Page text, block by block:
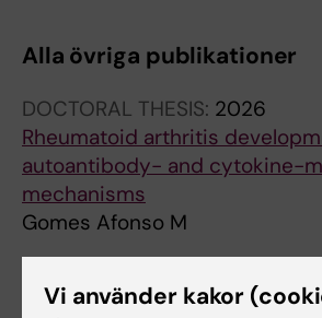
Shelef MA; Malmstrom V;
AI; Gronwall C; Hensvold A; Rethi
Alla övriga publikationer
DOCTORAL THESIS: 2026
Rheumatoid arthritis
autoantibody- and cytokine-
mechanisms
Gomes Afonso M
DISEASES.2023;82(5):724-726
Vi använder kakor